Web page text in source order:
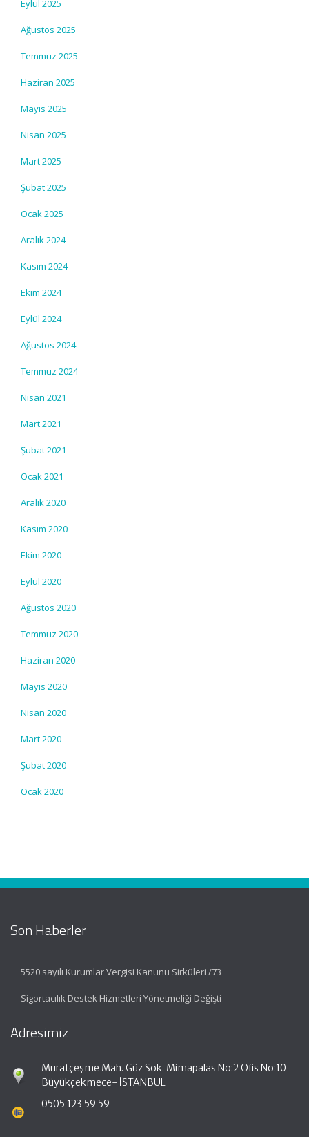
Eylül 2025
Ağustos 2025
Temmuz 2025
Haziran 2025
Mayıs 2025
Nisan 2025
Mart 2025
Şubat 2025
Ocak 2025
Aralık 2024
Kasım 2024
Ekim 2024
Eylül 2024
Ağustos 2024
Temmuz 2024
Nisan 2021
Mart 2021
Şubat 2021
Ocak 2021
Aralık 2020
Kasım 2020
Ekim 2020
Eylül 2020
Ağustos 2020
Temmuz 2020
Haziran 2020
Mayıs 2020
Nisan 2020
Mart 2020
Şubat 2020
Ocak 2020
Son Haberler
5520 sayılı Kurumlar Vergisi Kanunu Sirküleri /73
Sigortacılık Destek Hizmetleri Yönetmeliği Değişti
Adresimiz
Muratçeşme Mah. Güz Sok. Mimapalas No:2 Ofis No:10
Büyükçekmece- İSTANBUL
0505 123 59 59